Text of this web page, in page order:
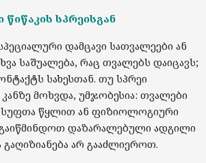
წიწაკის სპრეისგან
დამცავი სათვალეები ან
საშუალება, რაც თვალებს დაიცავს;
სახესთან. თუ სპრეი
მოხვდა, უმჯობესია: თვალები
სუფთა წყლით ან ფიზიოლოგიური
დაზარალებული ადგილი
არ გააძლიეროთ.